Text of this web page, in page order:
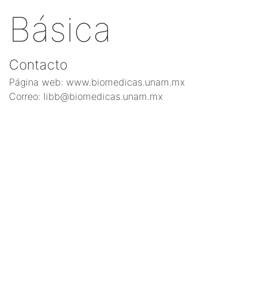
Básica
Contacto
Página web: www.biomedicas.unam.mx
Correo: libb@biomedicas.unam.mx